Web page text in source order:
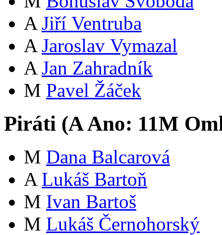
A Jiří Ventruba
A Jaroslav Vymazal
A Jan Zahradník
M Pavel Žáček
Piráti (AAno: 11M
M Dana Balcarová
A Lukáš Bartoň
M Ivan Bartoš
M Lukáš Černohorský